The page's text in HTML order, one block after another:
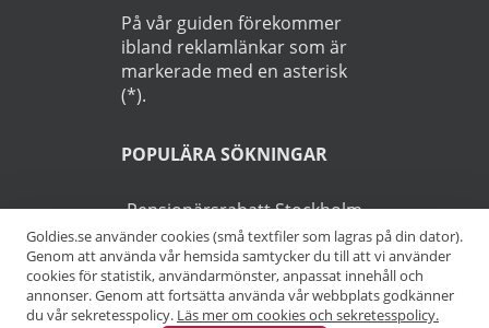
På vår guiden förekommer
ibland reklamlänkar som är
markerade med en asterisk
(*).
POPULÄRA SÖKNINGAR
Pensionärsrabatt Stockholm
Pensionärsrabatt Göteborg
Pensionärsrabatt Malmö
Goldies.se använder cookies (små textfiler som lagras på din dator).
Genom att använda vår hemsida samtycker du till att vi använder
cookies för statistik, användarmönster, anpassat innehåll och
annonser. Genom att fortsätta använda vår webbplats godkänner
du vår sekretesspolicy. Läs mer om cookies och sekretesspolicy.